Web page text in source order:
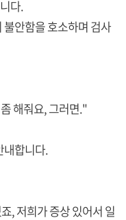
다.
안함을 호소하며 검사
해줘요, 그러면."
내합니다.
, 저희가 증상 있어서 일